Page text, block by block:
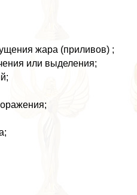
жара (приливов) ;
или выделения;